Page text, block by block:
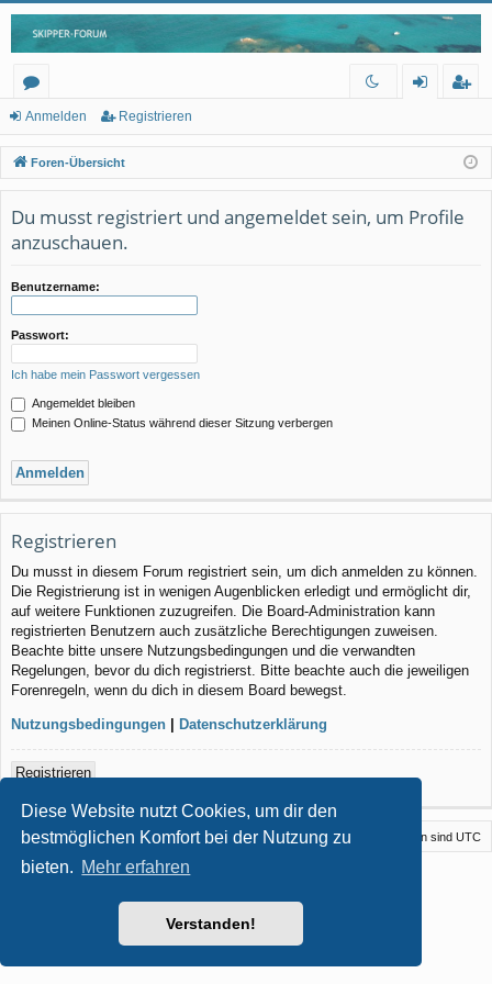
Diese Website nutzt Cookies, um dir den
bestmöglichen Komfort bei der Nutzung zu
bieten. Mehr erfahren
Verstanden!
or
en
m
el
de
ist
rie
re
Anmelden Registrieren
Foren-Übersicht
Du musst registriert und angemeldet sein, um Profile
anzuschauen.
Benutzername:
Passwort:
Ich habe mein Passwort vergessen
Angemeldet bleiben
Meinen Online-Status während dieser Sitzung verbergen
Registrieren
Du musst in diesem Forum registriert sein, um dich anmelden zu können.
Die Registrierung ist in wenigen Augenblicken erledigt und ermöglicht dir,
auf weitere Funktionen zuzugreifen. Die Board-Administration kann
registrierten Benutzern auch zusätzliche Berechtigungen zuweisen.
Beachte bitte unsere Nutzungsbedingungen und die verwandten
Regelungen, bevor du dich registrierst. Bitte beachte auch die jeweiligen
Forenregeln, wenn du dich in diesem Board bewegst.
Nutzungsbedingungen Datenschutzerklärung
Registrieren
Foren-Übersicht Alle Zeiten sind UTC
Alle Cookies löschen
Kontakt
Powered byphpBB
Datenschutz|Nutzungsbedingungen